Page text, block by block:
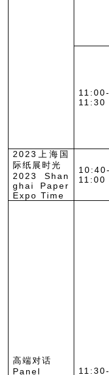
11:00-
11:30
2023上海国
际纸展时光
2023 Shan
ghai Paper
Expo Time
10:40-
11:00
高端对话
Panel
11:30-